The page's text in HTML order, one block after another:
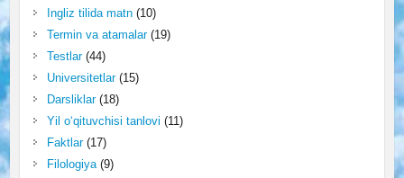
Ingliz tilida matn(10)
Termin va atamalar(19)
Testlar(44)
Universitetlar(15)
Darsliklar(18)
Yil o‘qituvchisi tanlovi (11)
Faktlar(17)
Filologiya(9)